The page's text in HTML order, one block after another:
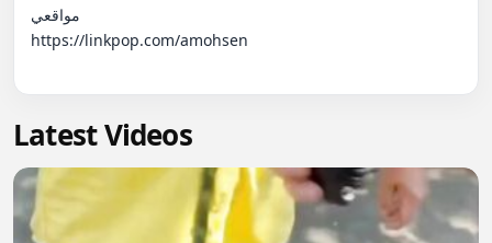
مواقعي
https://linkpop.com/amohsen
Latest Videos